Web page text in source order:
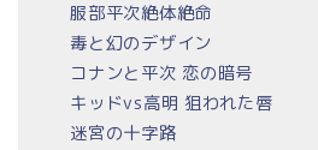
服部平次絶体絶命
毒と幻のデザイン
コナンと平次 恋の暗号
キッドvs高明 狙われた唇
迷宮の十字路